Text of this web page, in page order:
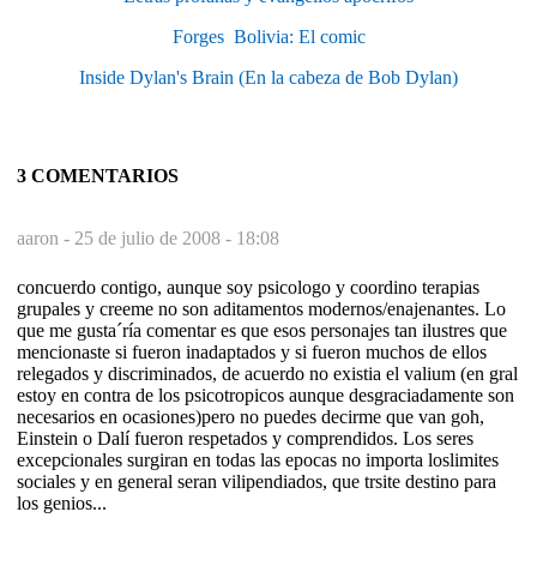
Forges  Bolivia: El comic
Inside Dylan's Brain (En la cabeza de Bob Dylan)
3 COMENTARIOS
aaron - 25 de julio de 2008 - 18:08
concuerdo contigo, aunque soy psicologo y coordino terapias
grupales y creeme no son aditamentos modernos/enajenantes. Lo
que me gusta´ría comentar es que esos personajes tan ilustres que
mencionaste si fueron inadaptados y si fueron muchos de ellos
relegados y discriminados, de acuerdo no existia el valium (en gral
estoy en contra de los psicotropicos aunque desgraciadamente son
necesarios en ocasiones)pero no puedes decirme que van goh,
Einstein o Dalí fueron respetados y comprendidos. Los seres
excepcionales surgiran en todas las epocas no importa loslimites
sociales y en general seran vilipendiados, que trsite destino para
los genios...